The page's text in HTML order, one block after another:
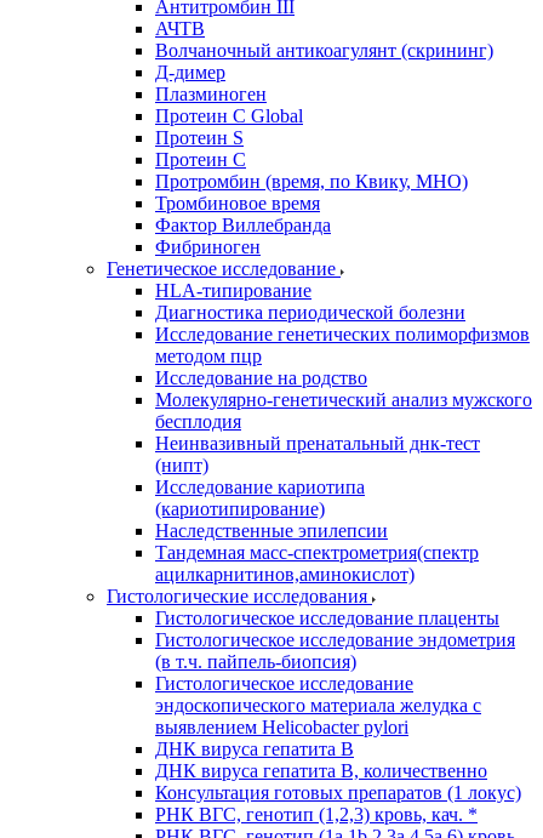
Антитромбин III
АЧТВ
Волчаночный антикоагулянт (скрининг)
Д-димер
Плазминоген
Протеин C Global
Протеин S
Протеин С
Протромбин (время, по Квику, МНО)
Тромбиновое время
Фактор Виллебранда
Фибриноген
Генетическое исследование
HLA-типирование
Диагностика периодической болезни
Исследование генетических полиморфизмов
методом пцр
Исследование на родство
Молекулярно-генетический анализ мужского
бесплодия
Неинвазивный пренатальный днк-тест
(нипт)
Исследование кариотипа
(кариотипирование)
Наследственные эпилепсии
Тандемная масс-спектрометрия(спектр
ацилкарнитинов,аминокислот)
Гистологические исследования
Гистологическое исследование плаценты
Гистологическое исследование эндометрия
(в т.ч. пайпель-биопсия)
Гистологическое исследование
эндоскопического материала желудка с
выявлением Helicobacter pylori
ДНК вируса гепатита B
ДНК вируса гепатита B, количественно
Консультация готовых препаратов (1 локус)
РНК ВГC, генотип (1,2,3) кровь, кач. *